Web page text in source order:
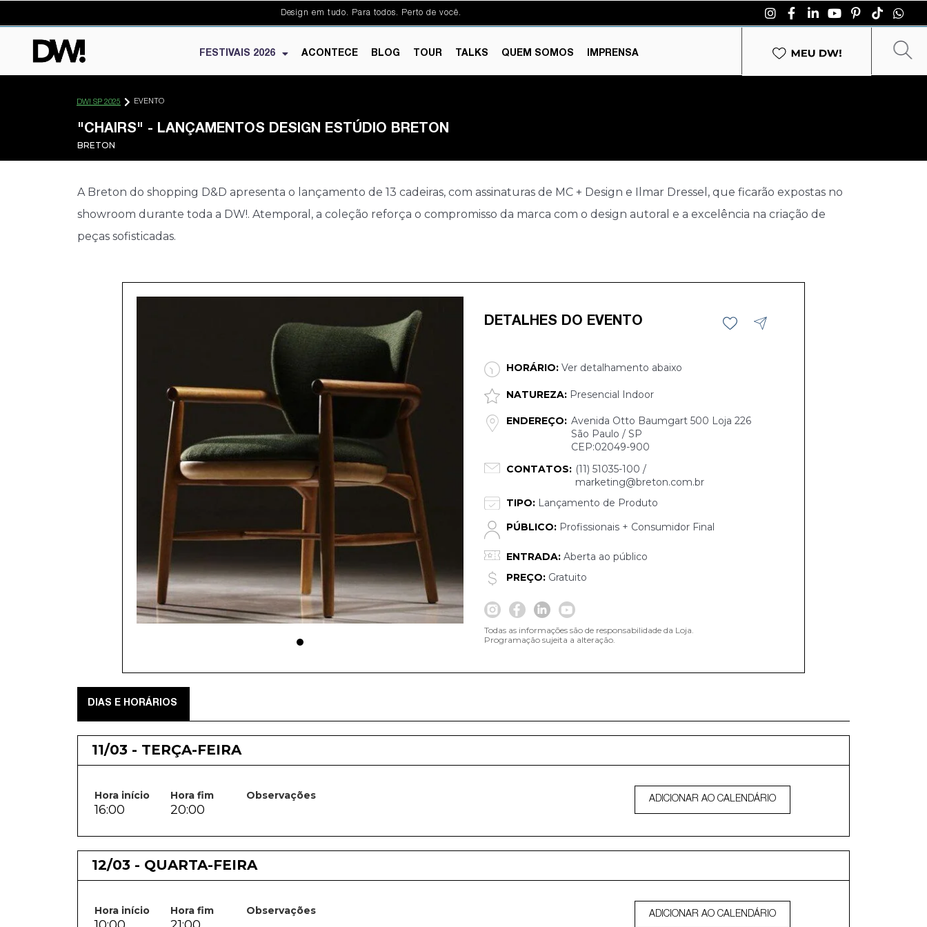
Design em tudo. Para todos. Perto de você.
FESTIVAIS 2026 ACONTECE BLOG TOUR TALKS QUEM SOMOS IMPRENSA
DW! SP 2025 EVENTO
"CHAIRS" - LANÇAMENTOS DESIGN ESTÚDIO BRETON
BRETON
A Breton do shopping D&D apresenta o lançamento de 13 cadeiras, com assinaturas de MC + Design e Ilmar Dressel, que ficarão expostas no
showroom durante toda a DW!. Atemporal, a coleção reforça o compromisso da marca com o design autoral e a excelência na criação de
peças sofisticadas.
DETALHES DO EVENTO
HORÁRIO: Ver detalhamento abaixo
NATUREZA: Presencial Indoor
ENDEREÇO: Avenida Otto Baumgart 500 Loja 226
São Paulo / SP
CEP:02049-900
CONTATOS: (11) 51035-100 /
marketing@breton.com.br
TIPO: Lançamento de Produto
PÚBLICO: Profissionais + Consumidor Final
ENTRADA: Aberta ao público
PREÇO: Gratuito
Todas as informações são de responsabilidade da Loja.
Programação sujeita a alteração.
DIAS E HORÁRIOS
11/03 - TERÇA-FEIRA
Hora início Hora fim Observações
16:00 20:00
ADICIONAR AO CALENDÁRIO
12/03 - QUARTA-FEIRA
Hora início Hora fim Observações ADICIONAR AO CALENDÁRIO